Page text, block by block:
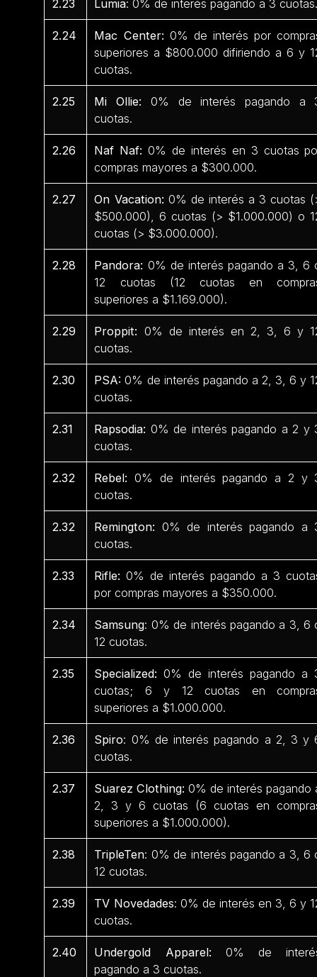
2.23 Lumia: 0% de interés pagando a 3
2.24 Mac Center: 0% de interés por
superiores a $800.000 difiriendo a 6 y
cuotas.
2.25 Mi Ollie: 0% de interés pagando a
cuotas.
2.26 Naf Naf: 0% de interés en 3 cuotas
compras mayores a $300.000.
2.27 On Vacation: 0% de interés a 3 cuotas
$500.000), 6 cuotas (> $1.000.000) o
cuotas (> $3.000.000).
2.28 Pandora: 0% de interés pagando a 3, 6
12 cuotas (12 cuotas en
superiores a $1.169.000).
2.29 Proppit: 0% de interés en 2, 3, 6 y
cuotas.
2.30 PSA: 0% de interés pagando a 2, 3, 6 y
cuotas.
2.31 Rapsodia: 0% de interés pagando a 2 y
cuotas.
2.32 Rebel: 0% de interés pagando a 2 y
cuotas.
2.32 Remington: 0% de interés pagando a
cuotas.
2.33 Rifle:0% de interés pagando a 3
por compras mayores a $350.000.
2.34 Samsung: 0% de interés pagando a 3, 6
12 cuotas.
2.35 Specialized: 0% de interés pagando a
cuotas; 6 y 12 cuotas en
superiores a $1.000.000.
2.36 Spiro: 0% de interés pagando a 2, 3 y
cuotas.
2.37 Suarez Clothing: 0% de interés pagando
2, 3 y 6 cuotas (6 cuotas en
superiores a $1.000.000).
2.38 TripleTen: 0% de interés pagando a 3, 6
12 cuotas.
2.39 TV Novedades: 0% de interés en 3, 6 y
cuotas.
2.40 Undergold Apparel: 0% de
pagando a 3 cuotas.